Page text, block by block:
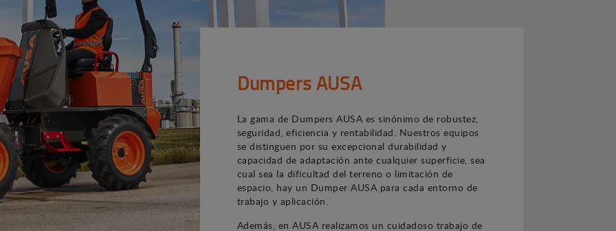
Dumpers AUSA
La gama de Dumpers AUSA es sinónimo de robustez,
seguridad, eficiencia y rentabilidad. Nuestros equipos
se distinguen por su excepcional durabilidad y
capacidad de adaptación ante cualquier superficie, sea
cual sea la dificultad del terreno o limitación de
espacio, hay un Dumper AUSA para cada entorno de
trabajo y aplicación.
Además, en AUSA realizamos un cuidadoso trabajo de